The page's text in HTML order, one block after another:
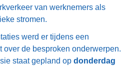
van werknemers als
stromen.
werd er tijdens een
over de besproken onderwerpen.
staat gepland op donderdag